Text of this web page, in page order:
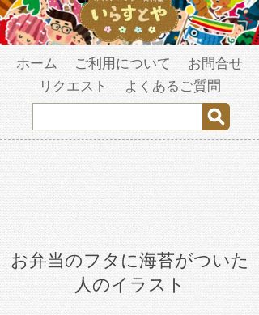
ホーム ご利用について
お問合せ
リクエスト
よくあるご質問
お弁当のフタに海苔がついた
人のイラスト